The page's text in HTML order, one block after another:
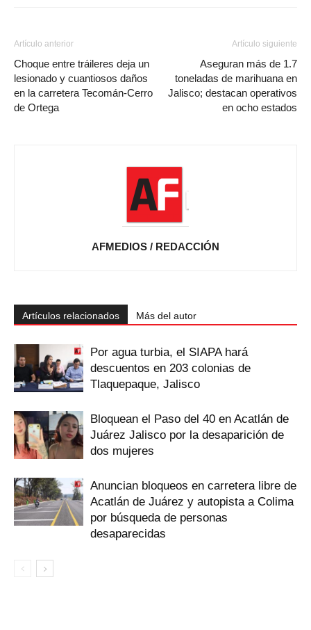
Artículo anterior
Choque entre tráileres deja un
lesionado y cuantiosos daños
en la carretera Tecomán-Cerro
de Ortega
Artículo siguiente
Aseguran más de 1.7
toneladas de marihuana en
Jalisco; destacan operativos
en ocho estados
AFMEDIOS / REDACCIÓN
Artículos relacionados Más del autor
Por agua turbia, el SIAPA hará
descuentos en 203 colonias de
Tlaquepaque, Jalisco
Bloquean el Paso del 40 en Acatlán de
Juárez Jalisco por la desaparición de
dos mujeres
Anuncian bloqueos en carretera libre de
Acatlán de Juárez y autopista a Colima
por búsqueda de personas
desaparecidas